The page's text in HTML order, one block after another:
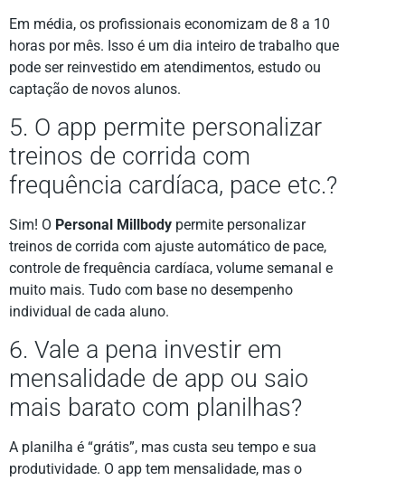
Em média, os profissionais economizam de 8 a 10
horas por mês. Isso é um dia inteiro de trabalho que
pode ser reinvestido em atendimentos, estudo ou
captação de novos alunos.
5. O app permite personalizar
treinos de corrida com
frequência cardíaca, pace etc.?
Sim! O Personal Millbody permite personalizar
treinos de corrida com ajuste automático de pace,
controle de frequência cardíaca, volume semanal e
muito mais. Tudo com base no desempenho
individual de cada aluno.
6. Vale a pena investir em
mensalidade de app ou saio
mais barato com planilhas?
A planilha é “grátis”, mas custa seu tempo e sua
produtividade. O app tem mensalidade, mas o